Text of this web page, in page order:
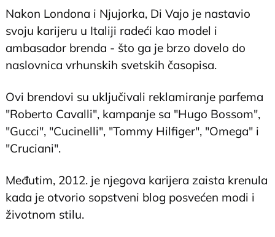
Nakon Londona i Njujorka, Di Vajo je nastavio
svoju karijeru u Italiji radeći kao model i
ambasador brenda - što ga je brzo dovelo do
naslovnica vrhunskih svetskih časopisa.
Ovi brendovi su uključivali reklamiranje parfema
"Roberto Cavalli", kampanje sa "Hugo Bossom",
"Gucci", "Cucinelli", "Tommy Hilfiger", "Omega" i
"Cruciani".
Međutim, 2012. je njegova karijera zaista krenula
kada je otvorio sopstveni blog posvećen modi i
životnom stilu.